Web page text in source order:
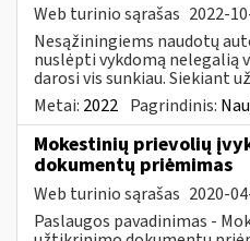
Web turinio sąrašas 2022-
Nesąžiningiems naudotų
nuslėpti vykdomą nelegalią
darosi vis sunkiau. Siekiant
Metai: 2022 Pagrindinis:
Mokestinių prievolių
dokumentų priėmimas
Web turinio sąrašas 2020-
Paslaugos pavadinimas -